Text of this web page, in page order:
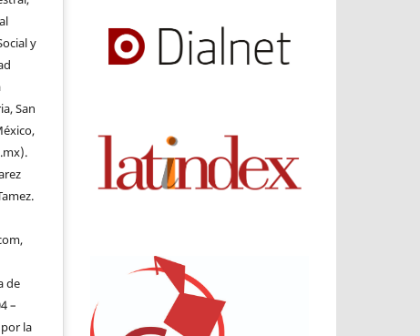
y
San
de
–
la